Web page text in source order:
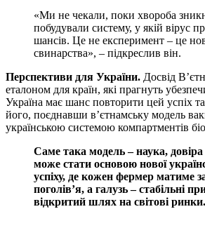
«Ми не чекали, поки хвороба
побудували систему, у якій вірус
шансів. Це не експеримент – це
свинарства», – підкреслив він.
Перспективи для України. Досвід
еталоном для країн, які прагнуть
Україна має шанс повторити цей успіх
його, поєднавши в’єтнамську модель
українською системою компартментів
Саме така модель – наука, довіра
може стати основою нової
успіху, де кожен фермер матиме
поголів’я, а галузь – стабільні
відкритий шлях на світові ринки.